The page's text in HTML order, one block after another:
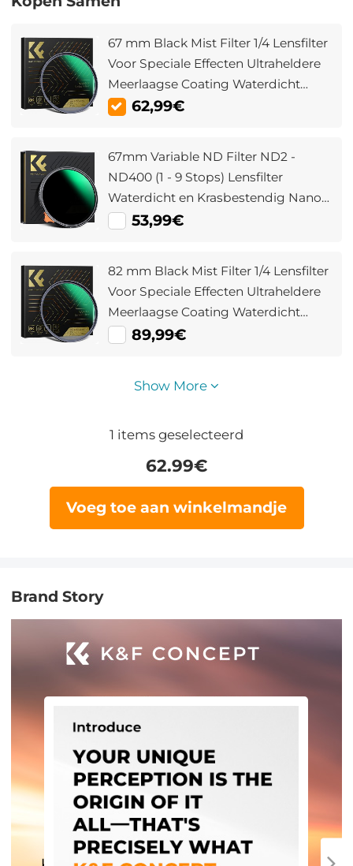
67 mm Black Mist Filter 1/4 Lensfilter
Voor Speciale Effecten Ultraheldere
Meerlaagse Coating Waterdicht
Krasbestendig En Antireflecterend
62,99€
67mm Variable ND Filter ND2 -
ND400 (1 - 9 Stops) Lensfilter
Waterdicht en Krasbestendig Nano
Xcel Serie
53,99€
82 mm Black Mist Filter 1/4 Lensfilter
Voor Speciale Effecten Ultraheldere
Meerlaagse Coating Waterdicht
Krasbestendig En Antireflecterend
89,99€
Show More
1 items geselecteerd
62.99€
Voeg toe aan winkelmandje
Brand Story